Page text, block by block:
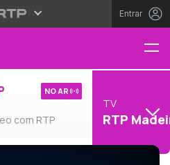
Entrar
com RTP
NO AR
TV
RTP